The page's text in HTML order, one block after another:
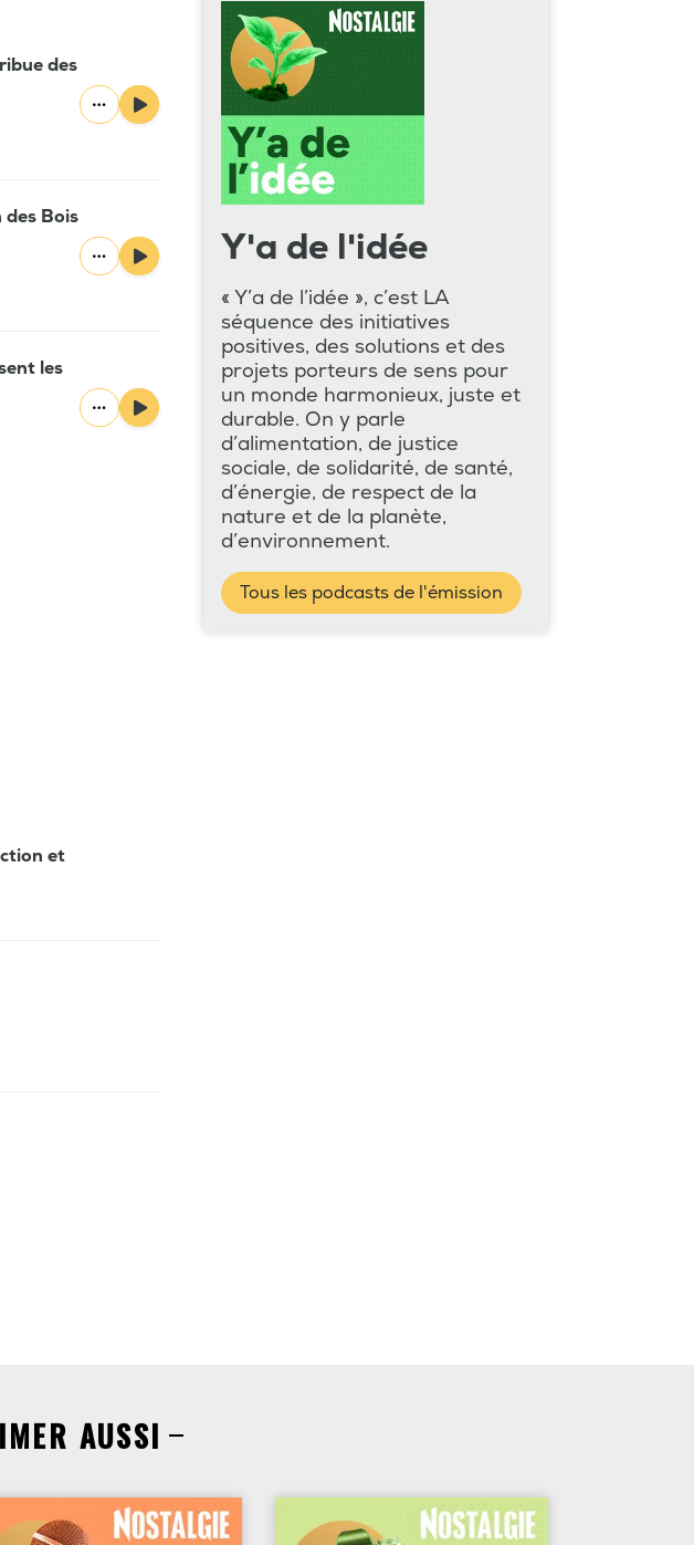
des
Bois
les
Y'a de l'idée
« Y’a de l’idée », c’est LA
séquence des initiatives
positives, des solutions et des
projets porteurs de sens pour
un monde harmonieux, juste et
durable. On y parle
d’alimentation, de justice
sociale, de solidarité, de santé,
d’énergie, de respect de la
nature et de la planète,
d’environnement.
Tous les podcasts de l'émission
et
AUSSI